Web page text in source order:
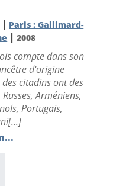
| Paris : Gallimard-
|2008
compte dans son
d'origine
citadins ont des
Arméniens,
Portugais,